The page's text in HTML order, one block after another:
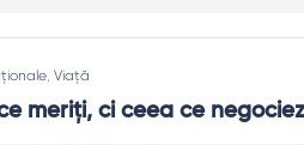
,Viață
meriți, ci ceea ce